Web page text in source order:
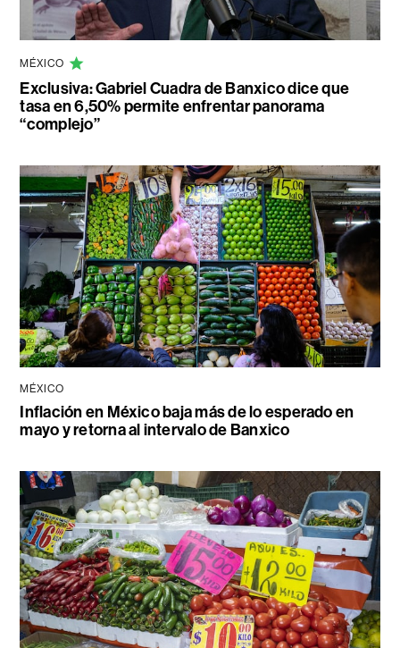
MÉXICO
Exclusiva: Gabriel Cuadra de Banxico dice que
tasa en 6,50% permite enfrentar panorama
“complejo”
MÉXICO
Inflación en México baja más de lo esperado en
mayo y retorna al intervalo de Banxico